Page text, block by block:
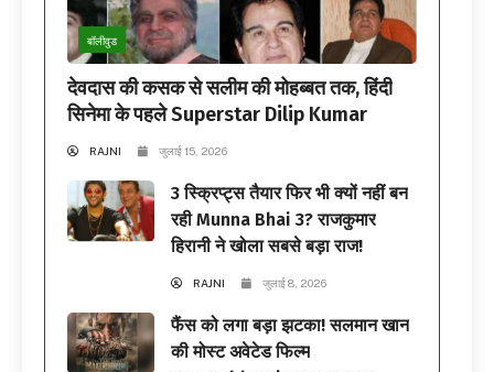
बॉलीवुड
देवदास की कसक से सलीम की मोहब्बत तक, हिंदी
सिनेमा के पहले Superstar Dilip Kumar
RAJNI जुलाई 15, 2026
3 स्क्रिप्ट्स तैयार फिर भी क्यों नहीं बन
रही Munna Bhai 3? राजकुमार
हिरानी ने खोला सबसे बड़ा राज!
RAJNI जुलाई 8, 2026
फैंस को लगा बड़ा झटका! सलमान खान
की मोस्ट अवेटेड फिल्म